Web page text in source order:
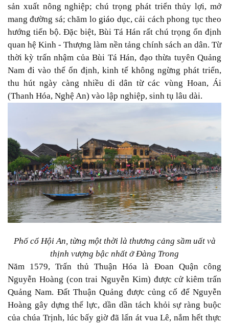
sản xuất nông nghiệp; chú trọng phát triển thủy lợi, mở
mang đường sá; chăm lo giáo dục, cải cách phong tục theo
hướng tiến bộ. Đặc biệt, Bùi Tá Hán rất chú trọng ổn định
quan hệ Kinh - Thượng làm nền tảng chính sách an dân. Từ
thời kỳ trấn nhậm của Bùi Tá Hán, đạo thừa tuyên Quảng
Nam đi vào thế ổn định, kinh tế không ngừng phát triển,
thu hút ngày càng nhiều di dân từ các vùng Hoan, Ái
(Thanh Hóa, Nghệ An) vào lập nghiệp, sinh tụ lâu dài.
Phố cổ Hội An, từng một thời là thương cảng sầm uất và
thịnh vượng bậc nhất ở Đàng Trong
Năm 1579, Trấn thủ Thuận Hóa là Đoan Quận công
Nguyễn Hoàng (con trai Nguyễn Kim) được cử kiêm trấn
Quảng Nam. Đất Thuận Quảng được củng cố để Nguyễn
Hoàng gây dựng thế lực, dần dần tách khỏi sự ràng buộc
của chúa Trịnh, lúc bấy giờ đã lấn át vua Lê, nắm hết thực